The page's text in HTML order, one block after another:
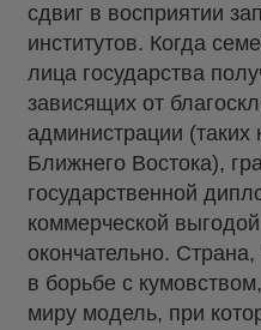
сдвиг в восприятии
институтов. Когда
лица государства
зависящих от
администрации (таких
Ближнего Востока),
государственной
коммерческой выгодой
окончательно.
в борьбе с
миру модель, при